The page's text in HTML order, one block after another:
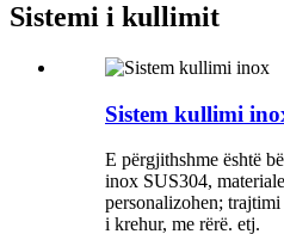
Sistemi i kullimit
Sistem kullimi
E përgjithshme është
inox SUS304,
personalizohen;
i krehur, me rërë. etj.